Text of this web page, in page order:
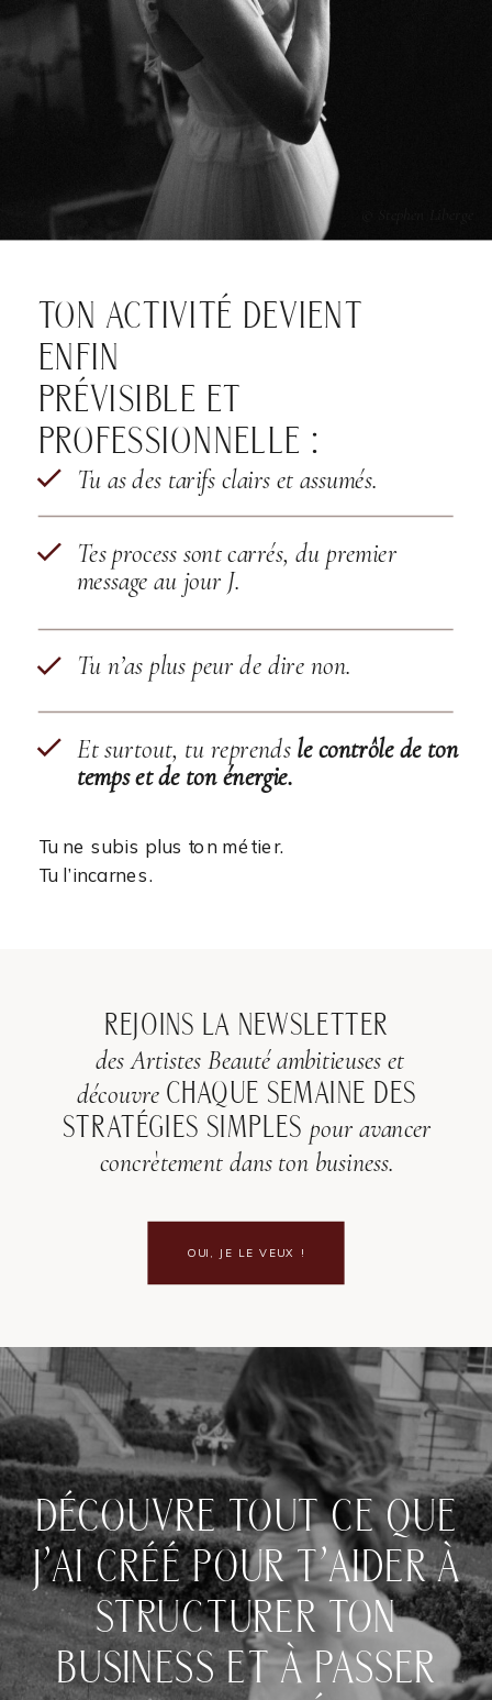
TON ACTIVITÉ DEVIENT
ENFIN
PRÉVISIBLE ET
PROFESSIONNELLE :
Et surtout, tu reprends le contrôle de ton
temps et de ton énergie.
Tu as des tarifs clairs et assumés.
Tes process sont carrés, du premier
message au jour J.
Tu n’as plus peur de dire non.
Tu ne subis plus ton métier.
Tu l’incarnes.
REJOINS LA NEWSLETTER
des Artistes Beauté ambitieuses et
découvre CHAQUE SEMAINE DES
STRATÉGIES SIMPLES pour avancer
concrètement dans ton business.
OUI, JE LE VEUX !
DÉCOUVRE TOUT CE QUE
J’AI CRÉÉ POUR T’AIDER À
STRUCTURER TON
BUSINESS ET À PASSER